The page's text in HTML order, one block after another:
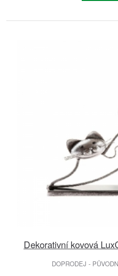
Dekorativní kovová
DOPRODEJ -